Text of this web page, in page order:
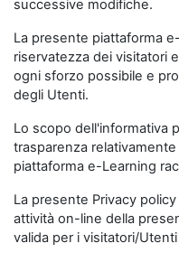
successive modifiche.
La presente piattaforma
riservatezza dei visitatori
ogni sforzo possibile e
degli Utenti.
Lo scopo dell'informativa
trasparenza
piattaforma e-Learning
La presente Privacy
attività on-line della
valida per i visitatori/